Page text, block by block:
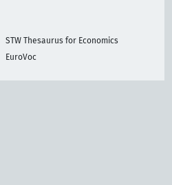
STW Thesaurus for Economics
EuroVoc